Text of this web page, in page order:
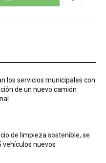
los servicios municipales con
de un nuevo camión
de limpieza sostenible, se
vehículos nuevos